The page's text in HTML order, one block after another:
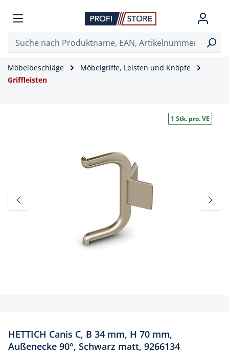
Möbelbeschläge
Möbelgriffe, Leisten und Knöpfe
Griffleisten
1 Stk. pro. VE
HETTICH Canis C, B 34 mm, H 70 mm,
Außenecke 90°, Schwarz matt, 9266134